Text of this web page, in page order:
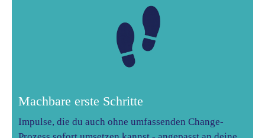
Machbare erste Schritte
Impulse, die du auch ohne umfassenden Change-